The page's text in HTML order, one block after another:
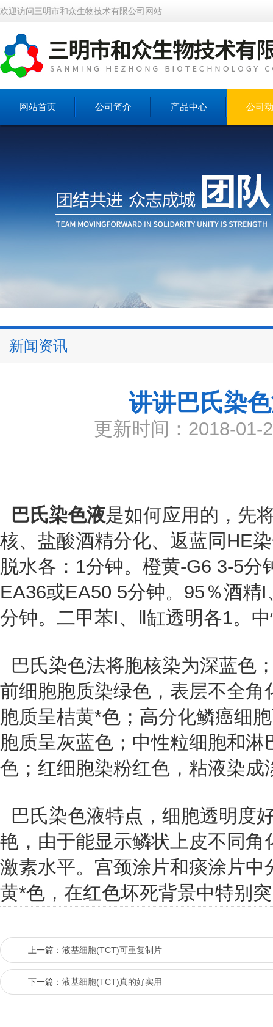
欢迎访问三明市和众生物技术有限公司网站
网站首页 公司简介 产品中心 公司
新闻资讯
讲讲巴氏染
更新时间：2018-01-
巴氏染色液是如何应用的，先
核、盐酸酒精分化、返蓝同HE
脱水各：1分钟。橙黄-G6 3-5
EA36或EA50 5分钟。95％酒精
分钟。二甲苯I、Ⅱ缸透明各1。
巴氏染色法将胞核染为深蓝色
前细胞胞质染绿色，表层不全
胞质呈桔黄*色；高分化鳞癌细
胞质呈灰蓝色；中性粒细胞和
色；红细胞染粉红色，粘液染成
巴氏染色液特点，细胞透明度
艳，由于能显示鳞状上皮不同
激素水平。宫颈涂片和痰涂片
黄*色，在红色坏死背景中特别
上一篇： 液基细胞(TCT)可重复制片
下一篇： 液基细胞(TCT)真的好实用